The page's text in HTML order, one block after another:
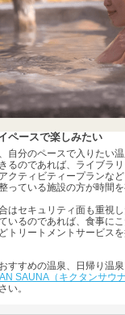
ペースで楽しみたい
自分のペースで入りたい
るのであれば、ライブラ
クティビティープランな
っている施設の方が時間
はセキュリティ面も重視
いるのであれば、食事に
トリートメントサービス
すすめの温泉、日帰り温
SAUNA（キクタンサウナ
い。